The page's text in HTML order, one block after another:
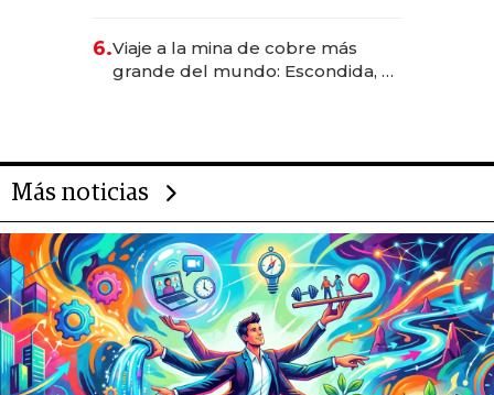
6.Viaje a la mina de cobre más
grande del mundo: Escondida, el
Más noticias